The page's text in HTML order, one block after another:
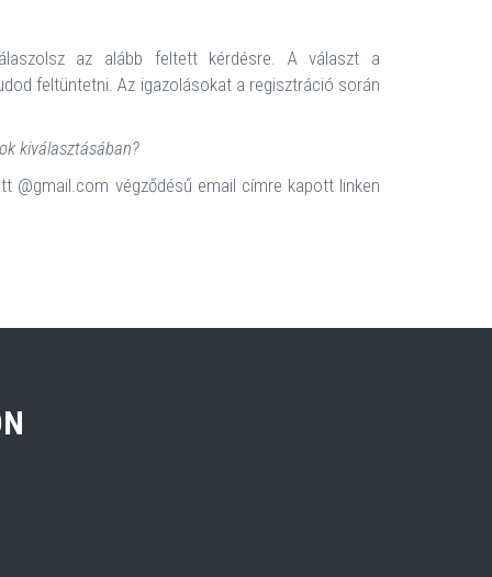
az alább feltett kérdésre. A választ a
feltüntetni. Az igazolásokat a regisztráció során
kiválasztásában?
@gmail.com végződésű email címre kapott linken